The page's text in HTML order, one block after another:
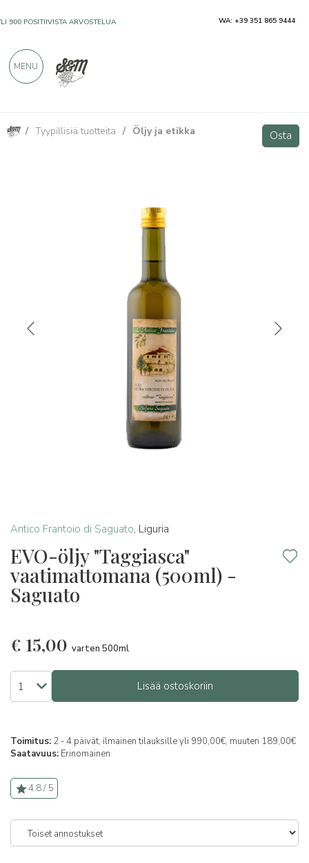
/ Tyypillisiä tuotteita / Öljy ja etikka Osta
Antico Frantoio di Saguato, Liguria
EVO-öljy "Taggiasca"
vaatimattomana (500ml) -
Saguato
€ 15,00 varten 500ml
Lisää ostoskoriin
Toimitus: 2 - 4 päivät, ilmainen tilauksille yli 990,00€, muuten 189,00€
Saatavuus: Erinomainen
4.8 / 5
EVO-öljy "Taggiasca" vaatimattomana (500ml) - Saguato Osta
900 POSITIIVISTA ARVOSTELUA WA: +39 351 865 9444
MENU